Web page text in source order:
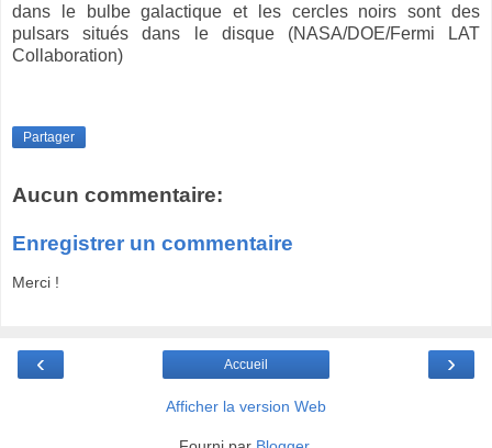
dans le bulbe galactique et les cercles noirs sont des
pulsars situés dans le disque (NASA/DOE/Fermi LAT
Collaboration)
Partager
Aucun commentaire:
Enregistrer un commentaire
Merci !
‹ ›
Accueil
Afficher la version Web